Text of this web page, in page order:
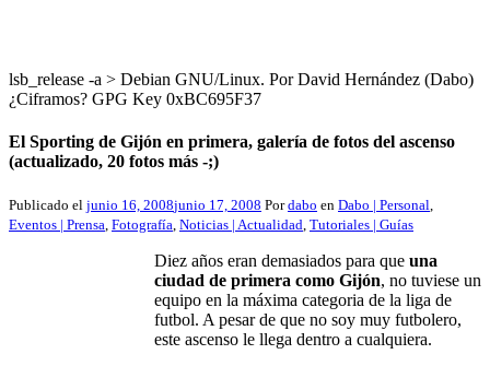
lsb_release -a > Debian GNU/Linux. Por David Hernández (Dabo)
¿Ciframos? GPG Key 0xBC695F37
El Sporting de Gijón en primera, galería de fotos del ascenso
(actualizado, 20 fotos más -;)
Publicado el junio 16, 2008junio 17, 2008 Pordabo en Dabo | Personal,
Eventos | Prensa, Fotografía, Noticias | Actualidad, Tutoriales | Guías
Diez años eran demasiados para que una
ciudad de primera como Gijón, no tuviese un
equipo en la máxima categoria de la liga de
futbol. A pesar de que no soy muy futbolero,
este ascenso le llega dentro a cualquiera.